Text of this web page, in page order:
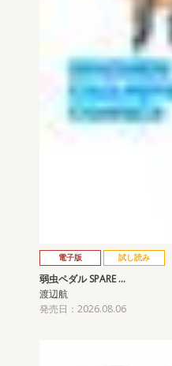
電子版 試し読み
弱虫ペダル SPARE …
渡辺航
発売日：2026.08.06